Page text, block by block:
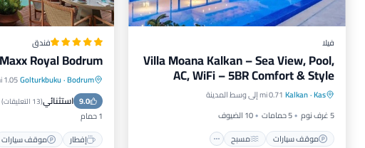
فيلا
Villa Moana Kalkan – Sea View, Pool,
AC, WiFi – 5BR Comfort & Style
Kas
·
Kalkan 0.71 mi إلى وسط المدينة
5 غرف نوم
5 حمامات
10 الضيوف
موقف سيارات
مسبح
موقف سيارات مسبح
مطبخ
مكيف هواء
فندق
Maxx Royal Bodrum
Bodrum
·
Golturkbuku1.05 mi إلى وسط المدينة
9.0 استثنائي(13 التعليقات )
1 حمام
إفطار
موقف سيارات
إفطار موقف
سبا